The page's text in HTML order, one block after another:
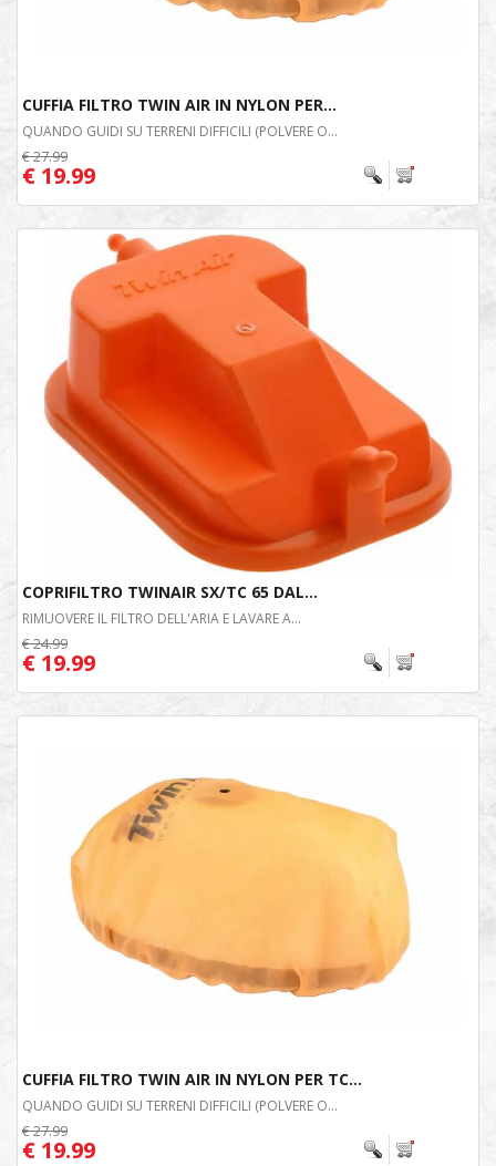
CUFFIA FILTRO TWIN AIR IN NYLON PER...
QUANDO GUIDI SU TERRENI DIFFICILI (POLVERE O...
€ 27.99
€ 19.99
COPRIFILTRO TWINAIR SX/TC 65 DAL...
RIMUOVERE IL FILTRO DELL'ARIA E LAVARE A...
€ 24.99
€ 19.99
CUFFIA FILTRO TWIN AIR IN NYLON PER TC...
QUANDO GUIDI SU TERRENI DIFFICILI (POLVERE O...
€ 27.99
€ 19.99